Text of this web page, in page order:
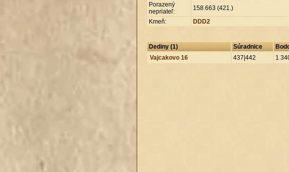
Porazený
nepriateľ:
158.663 (421.)
Kmeň:
DDD2
Dediny (1) Súradnice
Vajcakovo 16
437|442 1.